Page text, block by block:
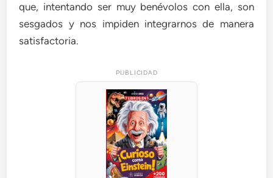
que, intentando ser muy benévolos con ella, son
sesgados y nos impiden integrarnos de manera
satisfactoria.
PUBLICIDAD